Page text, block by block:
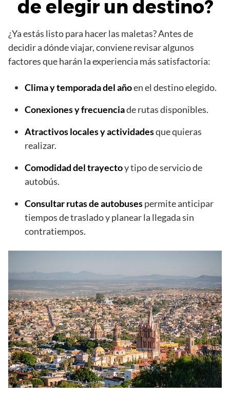
de elegir un destino?
¿Ya estás listo para hacer las maletas? Antes de
decidir a dónde viajar, conviene revisar algunos
factores que harán la experiencia más satisfactoria:
Clima y temporada del añoen el destino elegido.
Conexiones y frecuenciade rutas disponibles.
Atractivos locales y actividadesque quieras
realizar.
Comodidad del trayectoy tipo de servicio de
autobús.
Consultar rutas de autobusespermite anticipar
tiempos de traslado y planear la llegada sin
contratiempos.